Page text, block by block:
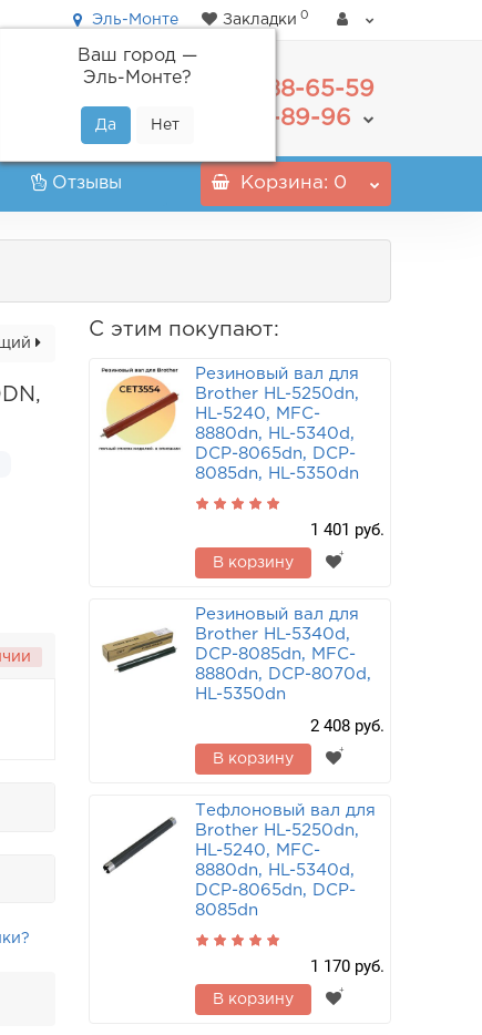
Эль-Монте
Ваш город —
Эль-Монте?
Закладки 0
488-65-59
+7(800) 555-89-96
Отзывы Корзина: 0
С этим покупают:
Резиновый вал для
Brother HL-5250dn,
HL-5240, MFC-
8880dn, HL-5340d,
DCP-8065dn, DCP-
8085dn, HL-5350dn
1 401 руб.
В корзину
Резиновый вал для
Brother HL-5340d,
DCP-8085dn, MFC-
8880dn, DCP-8070d,
HL-5350dn
2 408 руб.
В корзину
Тефлоновый вал для
Brother HL-5250dn,
HL-5240, MFC-
8880dn, HL-5340d,
DCP-8065dn, DCP-
8085dn
1 170 руб.
В корзину